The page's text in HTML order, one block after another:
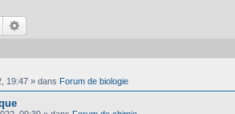
Rechercher
19:47 » dans Forum de biologie